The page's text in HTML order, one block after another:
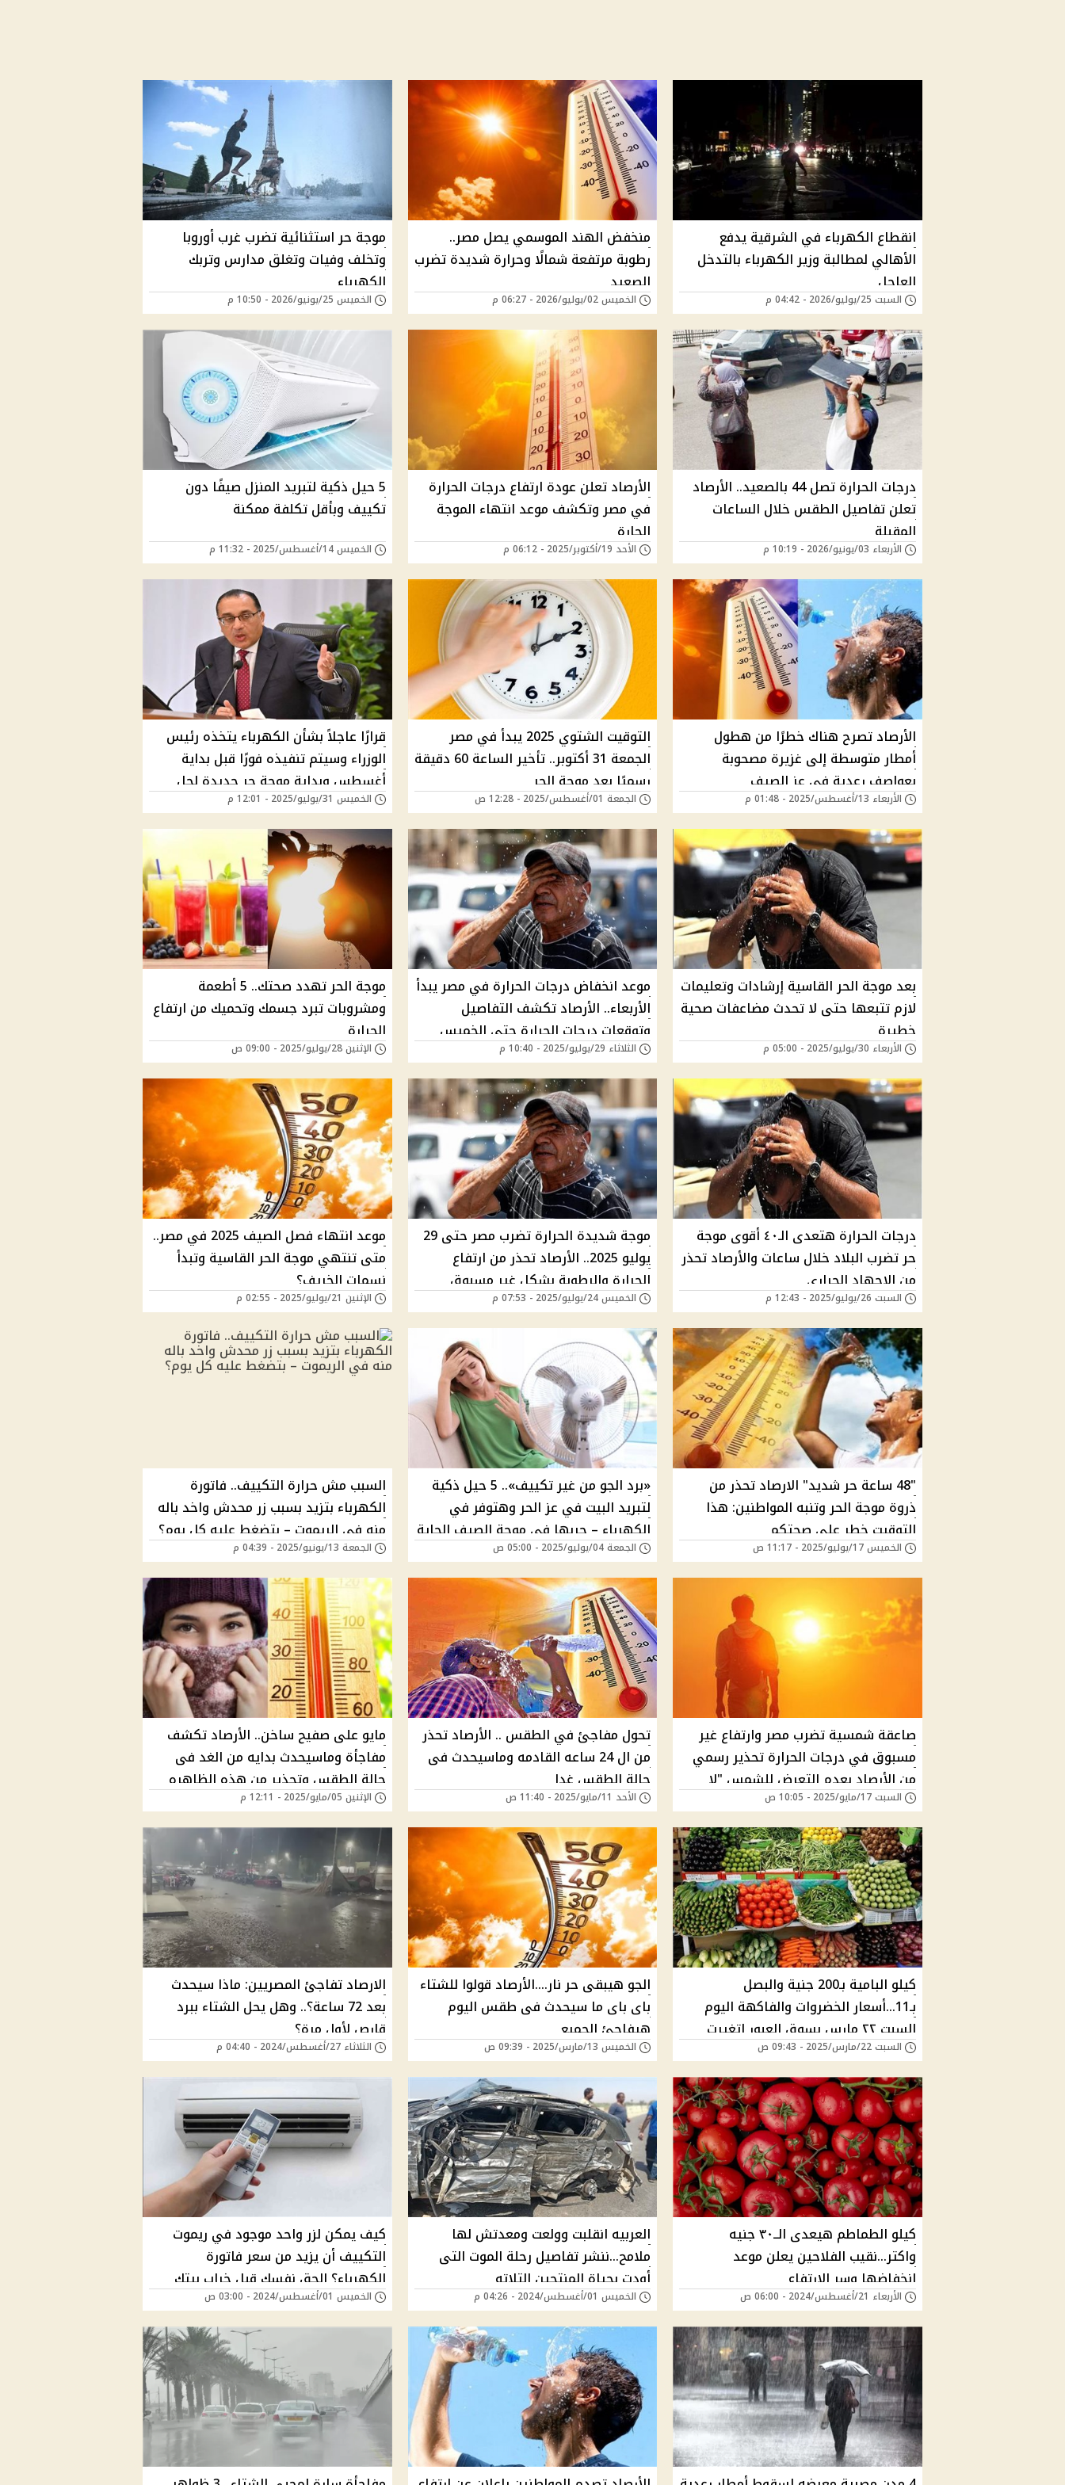
انقطاع الكهرباء في الشرقية يدفع
الأهالي لمطالبة وزير الكهرباء بالتدخل
العاجل
السبت 25/يوليو/2026 - 04:42 م
منخفض الهند الموسمي يصل مصر..
رطوبة مرتفعة شمالًا وحرارة شديدة تضرب
الصعيد
الخميس 02/يوليو/2026 - 06:27 م
موجة حر استثنائية تضرب غرب أوروبا
وتخلف وفيات وتغلق مدارس وتربك
الكهرباء
الخميس 25/يونيو/2026 - 10:50 م
درجات الحرارة تصل 44 بالصعيد.. الأرصاد
تعلن تفاصيل الطقس خلال الساعات
المقبلة
الأربعاء 03/يونيو/2026 - 10:19 م
الأرصاد تعلن عودة ارتفاع درجات الحرارة
في مصر وتكشف موعد انتهاء الموجة
الحارة
الأحد 19/أكتوبر/2025 - 06:12 م
5 حيل ذكية لتبريد المنزل صيفًا دون
تكييف وبأقل تكلفة ممكنة
الخميس 14/أغسطس/2025 - 11:32 م
الأرصاد تصرح هناك خطرًا من هطول
أمطار متوسطة إلى غزيرة مصحوبة
بعواصف رعدية فى عز الصيف
الأربعاء 13/أغسطس/2025 - 01:48 م
التوقيت الشتوي 2025 يبدأ في مصر
الجمعة 31 أكتوبر.. تأخير الساعة 60 دقيقة
رسميًا بعد موجة الحر
الجمعة 01/أغسطس/2025 - 12:28 ص
قرارًا عاجلاً بشأن الكهرباء يتخذه رئيس
الوزراء وسيتم تنفيذه فورًا قبل بداية
أغسطس وبداية موجة حر جديدة لحل
الأزمةالخميس 31/يوليو/2025 - 12:01 م
بعد موجة الحر القاسية إرشادات وتعليمات
لازم تتبعها حتى لا تحدث مضاعفات صحية
خطيرة
الأربعاء 30/يوليو/2025 - 05:00 م
موعد انخفاض درجات الحرارة في مصر يبدأ
الأربعاء.. الأرصاد تكشف التفاصيل
وتوقعات درجات الحرارة حتى الخميس
الثلاثاء 29/يوليو/2025 - 10:40 م
موجة الحر تهدد صحتك.. 5 أطعمة
ومشروبات تبرد جسمك وتحميك من ارتفاع
الحرارة
الإثنين 28/يوليو/2025 - 09:00 ص
درجات الحرارة هتعدى الـ٤٠ أقوى موجة
حر تضرب البلاد خلال ساعات والأرصاد تحذر
من الإجهاد الحراري
السبت 26/يوليو/2025 - 12:43 م
موجة شديدة الحرارة تضرب مصر حتى 29
يوليو 2025.. الأرصاد تحذر من ارتفاع
الحرارة والرطوبة بشكل غير مسبوق
الخميس 24/يوليو/2025 - 07:53 م
موعد انتهاء فصل الصيف 2025 في مصر..
متى تنتهي موجة الحر القاسية وتبدأ
نسمات الخريف؟
الإثنين 21/يوليو/2025 - 02:55 م
"48 ساعة حر شديد" الارصاد تحذر من
ذروة موجة الحر وتنبه المواطنين: هذا
التوقيت خطر على صحتكم
الخميس 17/يوليو/2025 - 11:17 ص
«برد الجو من غير تكييف».. 5 حيل ذكية
لتبريد البيت في عز الحر وهتوفر في
الكهرباء – جربها في موجة الصيف الجاية
الجمعة 04/يوليو/2025 - 05:00 ص
السبب مش حرارة التكييف.. فاتورة
الكهرباء بتزيد بسبب زر محدش واخد باله
منه في الريموت – بتضغط عليه كل يوم؟
الجمعة 13/يونيو/2025 - 04:39 م
صاعقة شمسية تضرب مصر وارتفاع غير
مسبوق في درجات الحرارة تحذير رسمي
من الأرصاد بعدم التعرض للشمس "لا
تخرجوا إلا للضرورة" هل تتأثر القاهرة
بالمرتفع الجوي؟
السبت 17/مايو/2025 - 10:05 ص
تحول مفاجئ في الطقس .. الأرصاد تحذر
من ال 24 ساعه القادمه وماسيحدث فى
حالة الطقس غدا
الأحد 11/مايو/2025 - 11:40 ص
مايو على صفيح ساخن.. الأرصاد تكشف
مفاجأة وماسيحدث بدايه من الغد فى
حالة الطقس وتحذير من هذه الظاهره
الإثنين 05/مايو/2025 - 12:11 م
كيلو البامية بـ200 جنية والبصل
بـ11...أسعار الخضروات والفاكهة اليوم
السبت ٢٢ مارس بسوق العبور اتغيرت
كتيرالسبت 22/مارس/2025 - 09:43 ص
الجو هيبقى حر نار....الأرصاد قولوا للشتاء
باى باى ما سيحدث فى طقس اليوم
هيفاجئ الجميع
الخميس 13/مارس/2025 - 09:39 ص
الارصاد تفاجئ المصريين: ماذا سيحدث
بعد 72 ساعة؟.. وهل يحل الشتاء ببرد
قارص لأول مرة؟
الثلاثاء 27/أغسطس/2024 - 04:40 م
كيلو الطماطم هيعدى الــ٣٠ جنيه
واكتر...نقيب الفلاحين يعلن موعد
انخفاضها وسر الارتفاع
الأربعاء 21/أغسطس/2024 - 06:00 ص
العربيه انقلبت وولعت ومعدتش لها
ملامح...ننشر تفاصيل رحلة الموت التى
أودت بحياة المنتجين التلاته
الخميس 01/أغسطس/2024 - 04:26 م
كيف يمكن لزر واحد موجود في ريموت
التكييف أن يزيد من سعر فاتورة
الكهرباء؟ الحق نفسك قبل خراب بيتك
الخميس 01/أغسطس/2024 - 03:00 ص